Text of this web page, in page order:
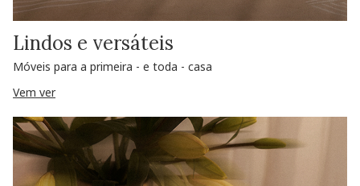
Lindos e versáteis
Móveis para a primeira - e toda - casa
Vem ver